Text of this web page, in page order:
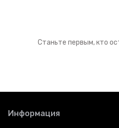
Станьте первым, кто
Информация